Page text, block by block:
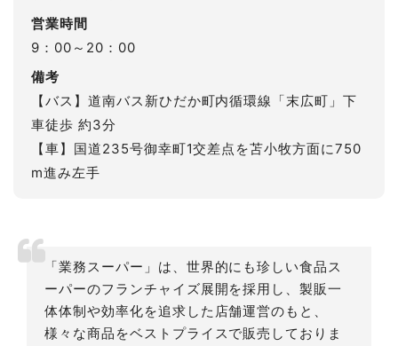
営業時間
9：00～20：00
備考
【バス】道南バス新ひだか町内循環線「末広町」下
車徒歩 約3分
【車】国道235号御幸町1交差点を苫小牧方面に750
m進み左手
「業務スーパー」は、世界的にも珍しい食品ス
ーパーのフランチャイズ展開を採用し、製販一
体体制や効率化を追求した店舗運営のもと、
様々な商品をベストプライスで販売しておりま